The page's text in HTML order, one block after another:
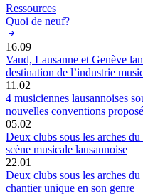
Ressources
Quoi de neuf?
16.09
Vaud, Lausanne et Genève
destination de l’industrie
11.02
4 musiciennes lausannoises
nouvelles conventions
05.02
Deux clubs sous les arches
scène musicale lausannoise
22.01
Deux clubs sous les arches
chantier unique en son genre